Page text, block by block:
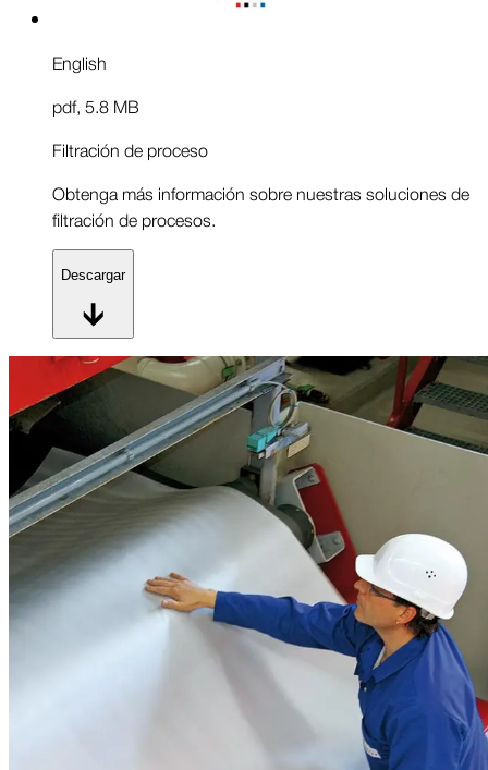
English
pdf, 5.8 MB
Filtración de proceso
Obtenga más información sobre nuestras soluciones de
filtración de procesos.
Descargar